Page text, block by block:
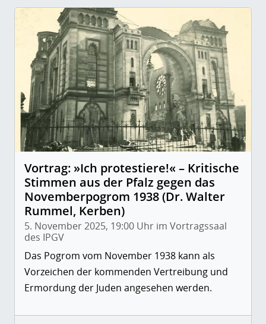
Vortrag: »Ich protestiere!« – Kritische
Stimmen aus der Pfalz gegen das
Novemberpogrom 1938 (Dr. Walter
Rummel, Kerben)
5. November 2025, 19:00 Uhr im Vortragssaal
des IPGV
Das Pogrom vom November 1938 kann als
Vorzeichen der kommenden Vertreibung und
Ermordung der Juden angesehen werden.